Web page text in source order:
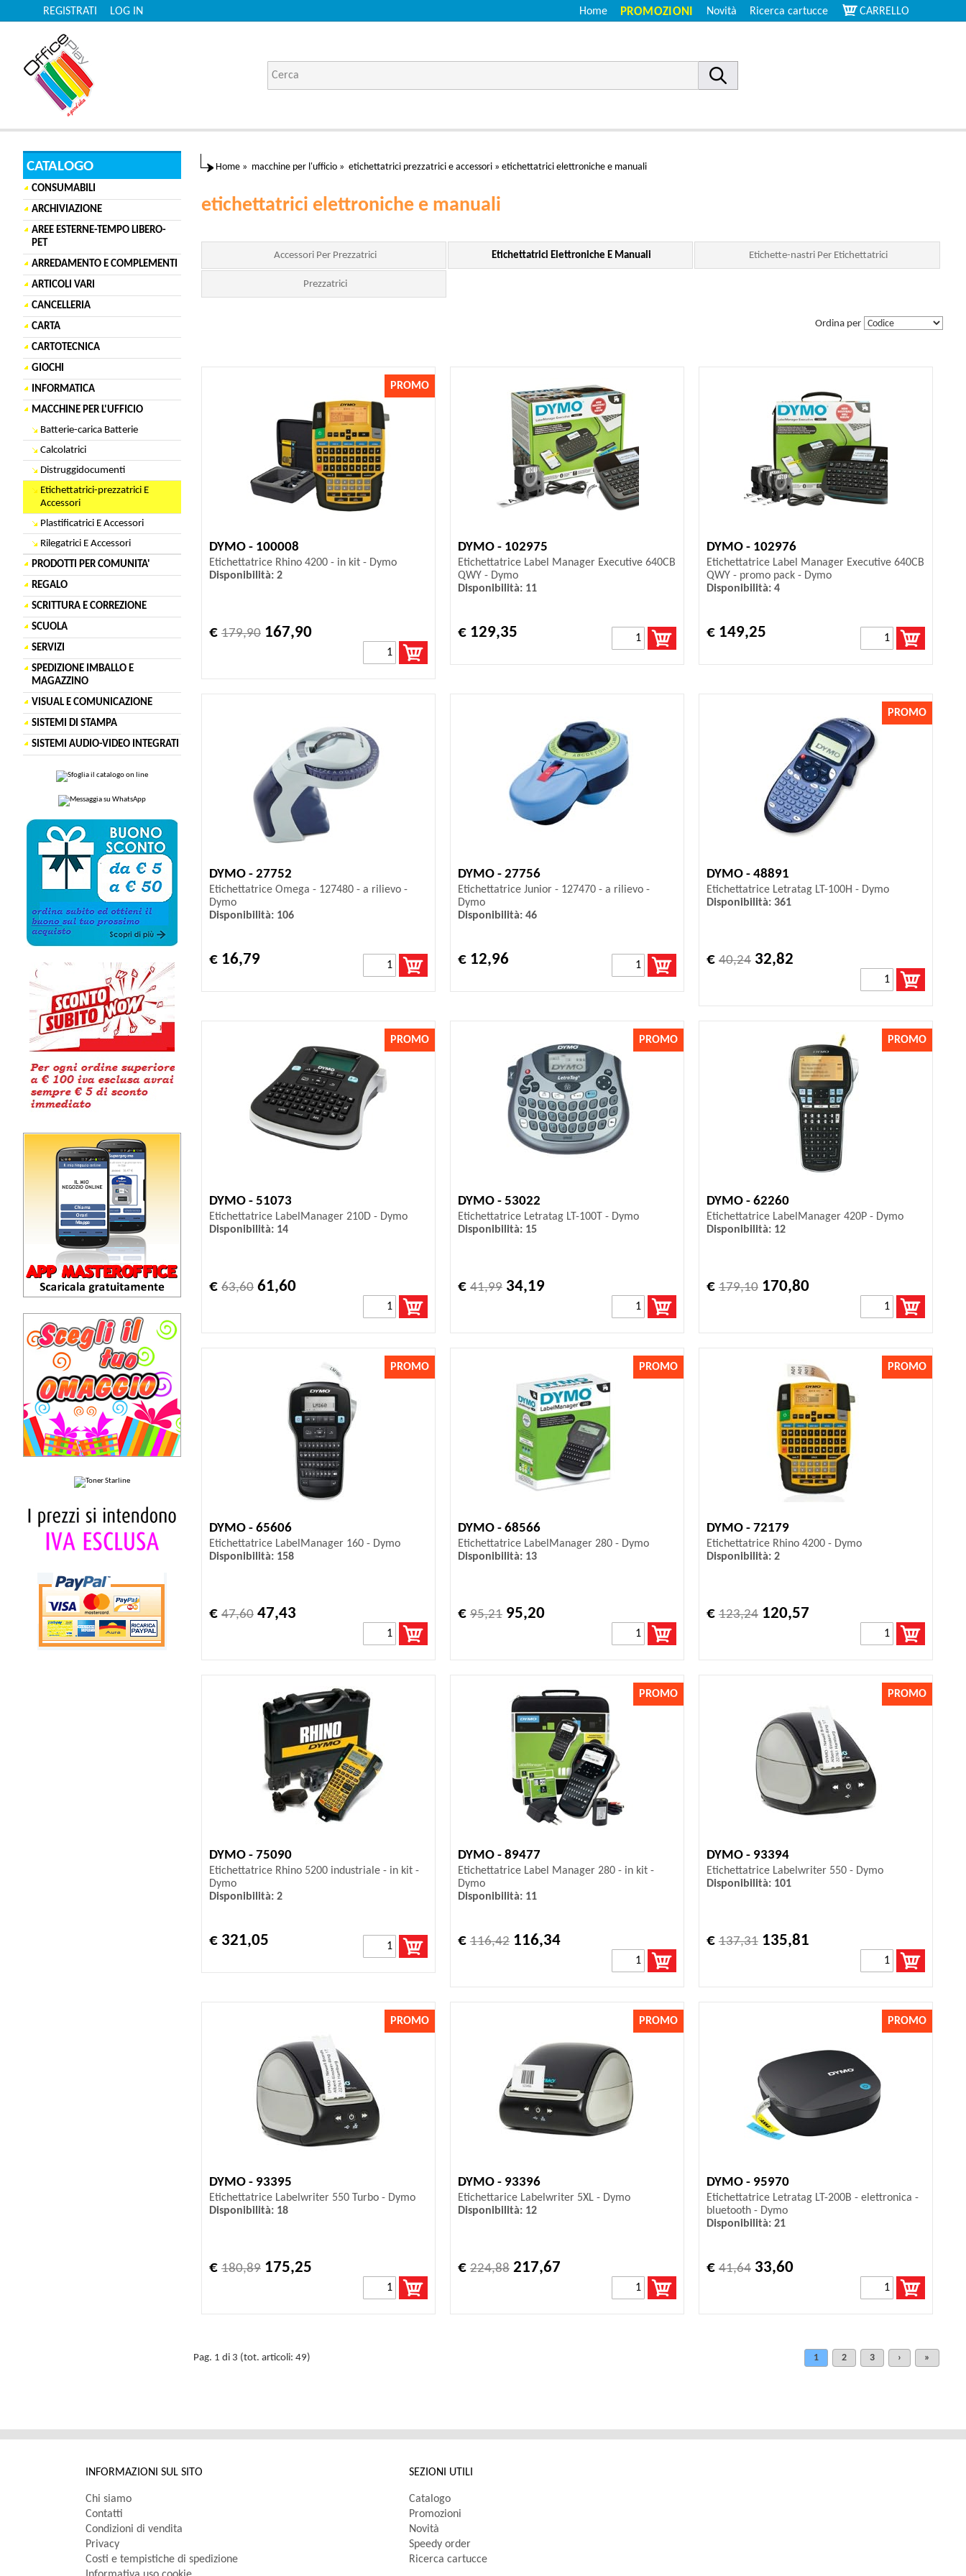
LOG IN
REGISTRATI CARRELLO
Ricerca cartucce
Novità
PROMOZIONI
Home
CATALOGO
CONSUMABILI
ARCHIVIAZIONE
AREE ESTERNE-TEMPO LIBERO-
PET
ARREDAMENTO E COMPLEMENTI
ARTICOLI VARI
CANCELLERIA
CARTA
CARTOTECNICA
GIOCHI
INFORMATICA
MACCHINE PER L'UFFICIO
Batterie-carica Batterie
Calcolatrici
Distruggidocumenti
Etichettatrici-prezzatrici E
Accessori
Plastificatrici E Accessori
Rilegatrici E Accessori
PRODOTTI PER COMUNITA'
REGALO
SCRITTURA E CORREZIONE
SCUOLA
SERVIZI
SPEDIZIONE IMBALLO E
MAGAZZINO
VISUAL E COMUNICAZIONE
SISTEMI DI STAMPA
SISTEMI AUDIO-VIDEO INTEGRATI
Home » macchine per l'ufficio » etichettatrici prezzatrici e accessori » etichettatrici elettroniche e manuali
etichettatrici elettroniche e manuali
Accessori Per Prezzatrici Etichettatrici Elettroniche E Manuali Etichette-nastri Per Etichettatrici
Prezzatrici
Ordina per
DYMO - 100008
Etichettatrice Rhino 4200 - in kit - Dymo
Disponibilità: 2
€ 179,90 167,90
PROMO
DYMO - 102975
Etichettatrice Label Manager Executive 640CB
QWY - Dymo
Disponibilità: 11
€ 129,35
DYMO - 102976
Etichettatrice Label Manager Executive 640CB
QWY - promo pack - Dymo
Disponibilità: 4
€ 149,25
DYMO - 27752
Etichettatrice Omega - 127480 - a rilievo -
Dymo
Disponibilità: 106
€ 16,79
DYMO - 27756
Etichettatrice Junior - 127470 - a rilievo -
Dymo
Disponibilità: 46
€ 12,96
DYMO - 48891
Etichettatrice Letratag LT-100H - Dymo
Disponibilità: 361
€ 40,2432,82
PROMO
DYMO - 51073
Etichettatrice LabelManager 210D - Dymo
Disponibilità: 14
€ 63,60 61,60
PROMO
DYMO - 53022
Etichettatrice Letratag LT-100T - Dymo
Disponibilità: 15
€ 41,9934,19
PROMO
DYMO - 62260
Etichettatrice LabelManager 420P - Dymo
Disponibilità: 12
€ 179,10170,80
PROMO
DYMO - 65606
Etichettatrice LabelManager 160 - Dymo
Disponibilità: 158
€ 47,60 47,43
PROMO
DYMO - 68566
Etichettatrice LabelManager 280 - Dymo
Disponibilità: 13
€ 95,2195,20
PROMO
DYMO - 72179
Etichettatrice Rhino 4200 - Dymo
Disponibilità: 2
€ 123,24120,57
PROMO
DYMO - 75090
Etichettatrice Rhino 5200 industriale - in kit -
Dymo
Disponibilità: 2
€ 321,05
DYMO - 89477
Etichettatrice Label Manager 280 - in kit -
Dymo
Disponibilità: 11
€ 116,42116,34
PROMO
DYMO - 93394
Etichettatrice Labelwriter 550 - Dymo
Disponibilità: 101
€ 137,31135,81
PROMO
DYMO - 93395
Etichettatrice Labelwriter 550 Turbo - Dymo
Disponibilità: 18
€ 180,89 175,25
PROMO
DYMO - 93396
Etichettarice Labelwriter 5XL - Dymo
Disponibilità: 12
€ 224,88217,67
PROMO
DYMO - 95970
Etichettatrice Letratag LT-200B - elettronica -
bluetooth - Dymo
Disponibilità: 21
€ 41,6433,60
PROMO
Pag. 1 di 3 (tot. articoli: 49) 1 2 3 › »
INFORMAZIONI SUL SITO
Chi siamo
Contatti
Condizioni di vendita
Privacy
Costi e tempistiche di spedizione
SEZIONI UTILI
Catalogo
Promozioni
Novità
Speedy order
Ricerca cartucce